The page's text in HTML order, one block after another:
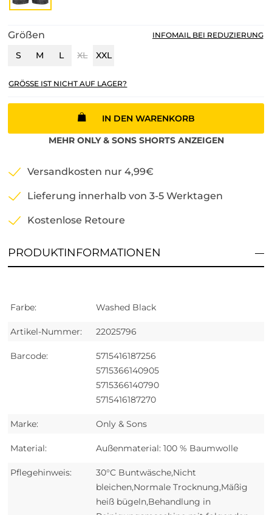
Größen
S M L XL XXL
INFOMAIL BEI REDUZIERUNG
GRÖSSE IST NICHT AUF LAGER?
IN DEN WARENKORB
MEHR ONLY & SONS SHORTSANZEIGEN
Versandkosten nur 4,99€
Lieferung innerhalb von 3-5 Werktagen
Kostenlose Retoure
PRODUKTINFORMATIONEN
Farbe: Washed Black
Artikel-Nummer: 22025796
Barcode:
5715416187256
5715366140905
5715366140790
5715416187270
Marke: Only & Sons
Material: Außenmaterial: 100 % Baumwolle
Pflegehinweis:
30°C Buntwäsche,Nicht
bleichen,Normale Trocknung,Mäßig
heiß bügeln,Behandlung in